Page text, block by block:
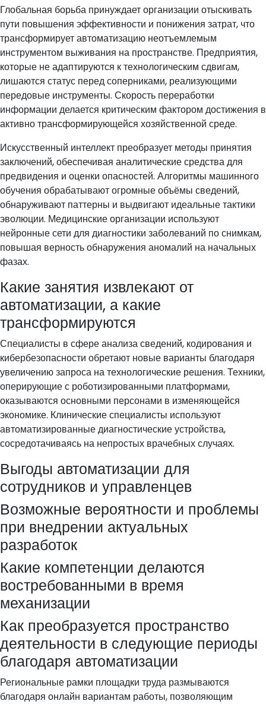
Глобальная борьба принуждает организации отыскивать
пути повышения эффективности и понижения затрат, что
трансформирует автоматизацию неотъемлемым
инструментом выживания на пространстве. Предприятия,
которые не адаптируются к технологическим сдвигам,
лишаются статус перед соперниками, реализующими
передовые инструменты. Скорость переработки
информации делается критическим фактором достижения в
активно трансформирующейся хозяйственной среде.
Искусственный интеллект преобразует методы принятия
заключений, обеспечивая аналитические средства для
предвидения и оценки опасностей. Алгоритмы машинного
обучения обрабатывают огромные объёмы сведений,
обнаруживают паттерны и выдвигают идеальные тактики
эволюции. Медицинские организации используют
нейронные сети для диагностики заболеваний по снимкам,
повышая верность обнаружения аномалий на начальных
фазах.
Какие занятия извлекают от
автоматизации, а какие
трансформируются
Специалисты в сфере анализа сведений, кодирования и
кибербезопасности обретают новые варианты благодаря
увеличению запроса на технологические решения. Техники,
оперирующие с роботизированными платформами,
оказываются основными персонами в изменяющейся
экономике. Клинические специалисты используют
автоматизированные диагностические устройства,
сосредотачиваясь на непростых врачебных случаях.
Выгоды автоматизации для
сотрудников и управленцев
Возможные вероятности и проблемы
при внедрении актуальных
разработок
Какие компетенции делаются
востребованными в время
механизации
Как преобразуется пространство
деятельности в следующие периоды
благодаря автоматизации
Региональные рамки площадки труда размываются
благодаря онлайн вариантам работы, позволяющим